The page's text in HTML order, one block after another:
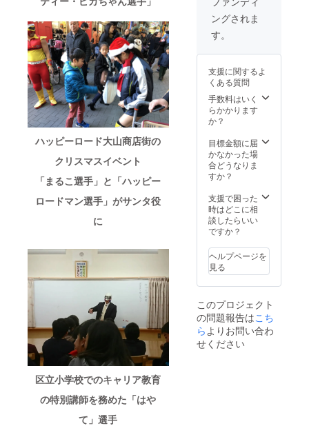
ハッピーロード大山商店街の
クリスマスイベント
「まるこ選手」と「ハッピー
ロードマン選手」がサンタ役
に
区立小学校でのキャリア教育
の特別講師を務めた「はや
て」選手
スリン
グ(株)に
しま
利や販
売に用
いない
でくだ
さい。
ある白
かりん
ピー
をふん
だんに
使用し
た甘さ
控えめ
ナッツ
かりん
糖の
入った
糖、3種
類の詰
合せで
す。
自然な
甘みと
かりん
ばしい
ピー
ナッツ
をふん
だんに
た甘さ
控えめ
のピー
ナッツ
糖の
入った
かりん
糖、3種
合せで
す。
類の詰
合せで
野製菓
のかり
詰め合
セット
板橋の
いっぴ
んに選
ばれた
りん
糖、三
温糖の
自然な
コクの
ある白
かりん
糖、香
ピー
ナッツ
をふん
だんに
た甘さ
控えめ
のピー
ナッツ
かりん
くださ
い。会
付帯す
は別途
お支払
いくだ
さい。
東京23
は別途
交通
費、宿
泊費、
を実費
で頂戴
します
※出場選
に対戦
カード
の決
定、大
行は弊
社にて
行いま
す ※お
届け予
スポン
サーに
のリン
に広告
を4本掲
示しま
す デザ
イン作
頂いた
メール
アドレ
スに後
絡しま
す ◇1
大会分
コー
マット
広告4本
掲示 冠
スポン
なられ
た大会
のコー
ナー
マット
メント)
大会を
デザイ
定して
います
◇"お茶
の大山
園"「抹
ラー
ト」5個
セット
ハッ
ロード
大山商
店街の
お茶屋
「大山
園」で
大人気
の抹茶
ラート
をお届
けしま
す。 ※
発送に
ク)】 ◇
メッ
ハッ
ロード
マン・
ダーク
選手か
らメッ
カード
をお届
けしま
す ◇非
シャツ
ご希望
のサイ
ズをお
ださい
タッグ
リーグ
(トーナ
大会を
イメー
ジした
デザイ
ンを予
ングされま
す。
支援に関するよ
くある質問
手数料はいく
らかかります
か？
目標金額に届
かなかった場
合どうなりま
すか？
支援で困った
時はどこに相
談したらいい
ですか？
ヘルプページを
見る
このプロジェクト
の問題報告はこち
ら よりお問い合わ
せください